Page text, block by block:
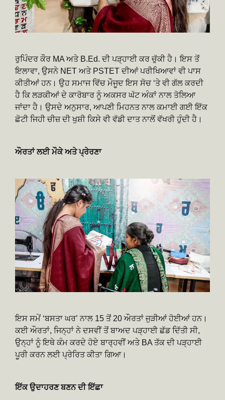
ਰੁਪਿੰਦਰ ਕੌਰ MA ਅਤੇ B.Ed. ਦੀ ਪੜ੍ਹਾਈ ਕਰ ਚੁੱਕੀ ਹੈ। ਇਸ ਤੋਂ
ਇਲਾਵਾ, ਉਸਨੇ NET ਅਤੇ PSTET ਦੀਆਂ ਪਰੀਖਿਆਵਾਂ ਵੀ ਪਾਸ
ਕੀਤੀਆਂ ਹਨ। ਉਹ ਸਮਾਜ ਵਿੱਚ ਮੌਜੂਦ ਇਸ ਸੋਚ ‘ਤੇ ਵੀ ਗੱਲ ਕਰਦੀ
ਹੈ ਕਿ ਲੜਕੀਆਂ ਦੇ ਕਾਰੋਬਾਰ ਨੂੰ ਅਕਸਰ ਘੱਟ ਅੰਕਾਂ ਨਾਲ ਤੋਲਿਆ
ਜਾਂਦਾ ਹੈ। ਉਸਦੇ ਅਨੁਸਾਰ, ਆਪਣੀ ਮਿਹਨਤ ਨਾਲ ਕਮਾਈ ਗਈ ਇੱਕ
ਛੋਟੀ ਜਿਹੀ ਚੀਜ਼ ਦੀ ਖੁਸ਼ੀ ਕਿਸੇ ਵੀ ਵੱਡੀ ਦਾਤ ਨਾਲੋਂ ਵੱਖਰੀ ਹੁੰਦੀ ਹੈ।
ਔਰਤਾਂ ਲਈ ਮੌਕੇ ਅਤੇ ਪ੍ਰੇਰਣਾ
ਇਸ ਸਮੇਂ ‘ਬਸਤਾ ਘਰ’ ਨਾਲ 15 ਤੋਂ 20 ਔਰਤਾਂ ਜੁੜੀਆਂ ਹੋਈਆਂ ਹਨ।
ਕਈ ਔਰਤਾਂ, ਜਿਨ੍ਹਾਂ ਨੇ ਦਸਵੀਂ ਤੋਂ ਬਾਅਦ ਪੜ੍ਹਾਈ ਛੱਡ ਦਿੱਤੀ ਸੀ,
ਉਨ੍ਹਾਂ ਨੂੰ ਇਥੇ ਕੰਮ ਕਰਦੇ ਹੋਏ ਬਾਰ੍ਹਵੀਂ ਅਤੇ BA ਤੱਕ ਦੀ ਪੜ੍ਹਾਈ
ਪੂਰੀ ਕਰਨ ਲਈ ਪ੍ਰੇਰਿਤ ਕੀਤਾ ਗਿਆ।
ਇੱਕ ਉਦਾਹਰਣ ਬਣਨ ਦੀ ਇੱਛਾ